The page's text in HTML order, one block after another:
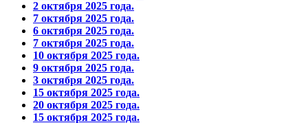
2 октября 2025 года.
7 октября 2025 года.
6 октября 2025 года.
7 октября 2025 года.
10 октября 2025 года.
9 октября 2025 года.
3 октября 2025 года.
15 октября 2025 года.
20 октября 2025 года.
15 октября 2025 года.